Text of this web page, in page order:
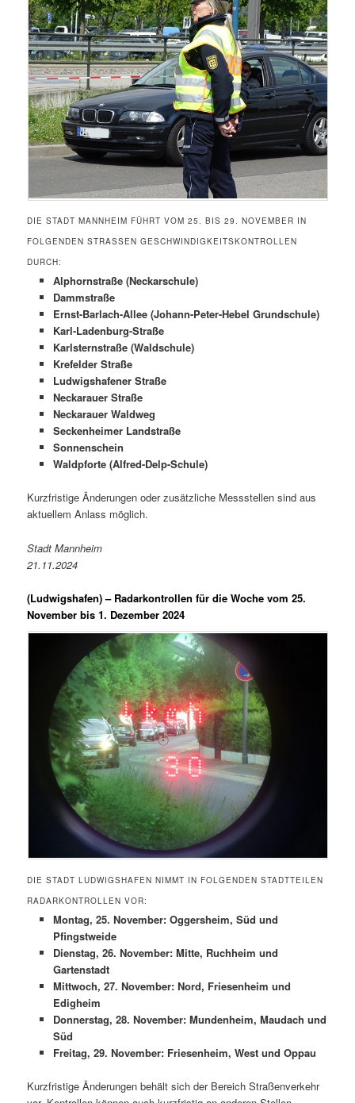
DIE STADT MANNHEIM FÜHRT VOM 25. BIS 29. NOVEMBER IN
FOLGENDEN STRASSEN GESCHWINDIGKEITSKONTROLLEN D
URCH:
Alphornstraße (Neckarschule)
Dammstraße
Ernst-Barlach-Allee (Johann-Peter-Hebel Grundschule)
Karl-Ladenburg-Straße
Karlsternstraße (Waldschule)
Krefelder Straße
Ludwigshafener Straße
Neckarauer Straße
Neckarauer Waldweg
Seckenheimer Landstraße
Sonnenschein
Waldpforte (Alfred-Delp-Schule)
Kurzfristige Änderungen oder zusätzliche Messstellen sind aus
aktuellem Anlass möglich.
Stadt Mannheim
21.11.2024
(Ludwigshafen) – Radarkontrollen für die Woche vom 25.
November bis 1. Dezember 2024
DIE STADT LUDWIGSHAFEN NIMMT IN FOLGENDEN STADTTEILEN
RADARKONTROLLEN VOR:
Montag, 25. November: Oggersheim, Süd und
Pfingstweide
Dienstag, 26. November: Mitte, Ruchheim und
Gartenstadt
Mittwoch, 27. November: Nord, Friesenheim und
Edigheim
Donnerstag, 28. November: Mundenheim, Maudach und
Süd
Freitag, 29. November: Friesenheim, West und Oppau
Kurzfristige Änderungen behält sich der Bereich Straßenverkehr